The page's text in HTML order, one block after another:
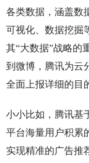
各类数据，涵盖数
可视化、数据挖掘
其“大数据”战略的
到微博，腾讯为云
全面上报详细的目
小小比如，腾讯基
平台海量用户积累
实现精准的广告推